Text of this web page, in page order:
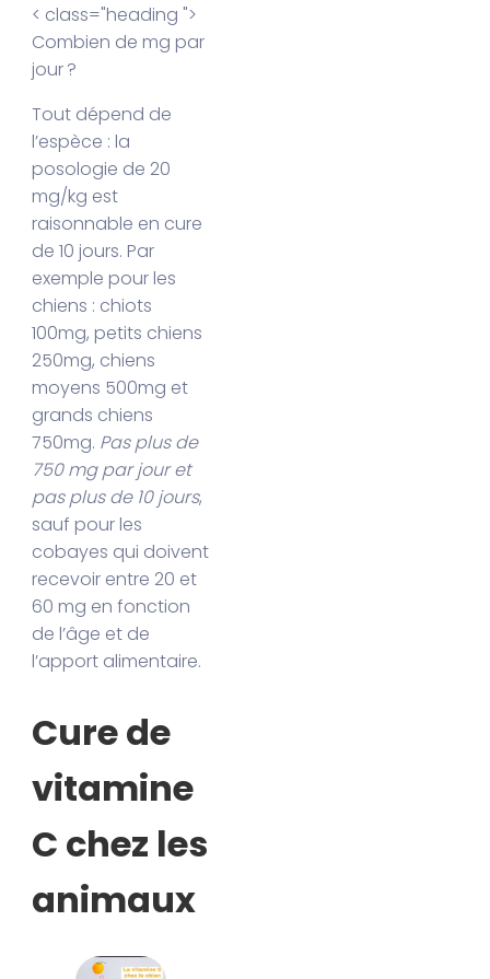
< class="heading ">
Combien de mg par
jour ?
Tout dépend de
l’espèce : la
posologie de 20
mg/kg est
raisonnable en cure
de 10 jours. Par
exemple pour les
chiens : chiots
100mg, petits chiens
250mg, chiens
moyens 500mg et
grands chiens
750mg. Pas plus de
750 mg par jour et
pas plus de 10 jours,
sauf pour les
cobayes qui doivent
recevoir entre 20 et
60 mg en fonction
de l’âge et de
l’apport alimentaire.
Cure de
vitamine
C chez les
animaux